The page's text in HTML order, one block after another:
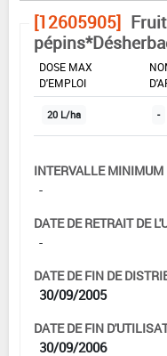
[12605905]
DOSE MAX
D'EMPLOI
20 L/ha -
INTERVALLE
-
DATE DE RETRAIT DE
-
DATE DE FIN DE
30/09/2005
DATE DE FIN
30/09/2006